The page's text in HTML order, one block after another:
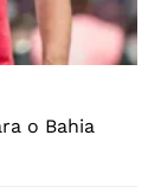
o Bahia